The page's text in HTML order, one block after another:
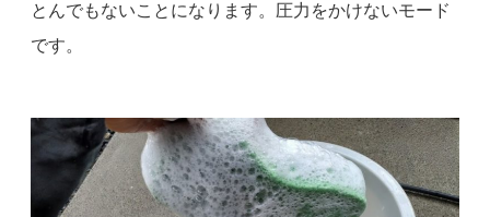
とんでもないことになります。圧力をかけないモード
です。